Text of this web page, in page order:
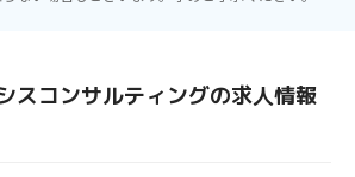
スコンサルティングの求人情報